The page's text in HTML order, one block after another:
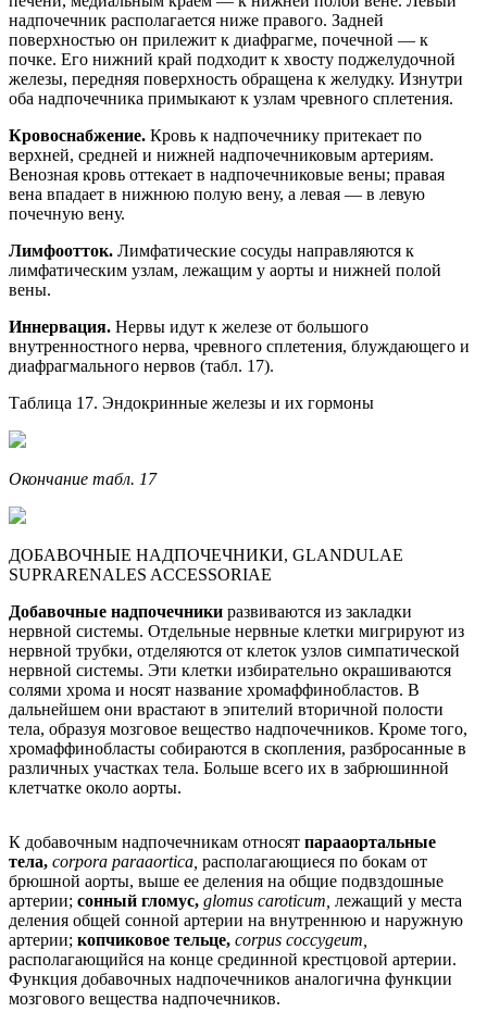
надпочечник располагается ниже правого. Задней
поверхностью он прилежит к диафрагме, почечной — к
почке. Его нижний край подходит к хвосту поджелудочной
железы, передняя поверхность обращена к желудку. Изнутри
оба надпочечника примыкают к узлам чревного сплетения.
Кровоснабжение. Кровь к надпочечнику притекает по
верхней, средней и нижней надпочечниковым артериям.
Венозная кровь оттекает в надпочечниковые вены; правая
вена впадает в нижнюю полую вену, а левая — в левую
почечную вену.
Лимфоотток. Лимфатические сосуды направляются к
лимфатическим узлам, лежащим у аорты и нижней полой
вены.
Иннервация. Нервы идут к железе от большого
внутренностного нерва, чревного сплетения, блуждающего и
диафрагмального нервов (табл. 17).
Таблица 17. Эндокринные железы и их гормоны
Окончание табл. 17
ДОБАВОЧНЫЕ НАДПОЧЕЧНИКИ, GLANDULAE
SUPRARENALES ACCESSORIAE
Добавочные надпочечники развиваются из закладки
нервной системы. Отдельные нервные клетки мигрируют из
нервной трубки, отделяются от клеток узлов симпатической
нервной системы. Эти клетки избирательно окрашиваются
солями хрома и носят название хромаффинобластов. В
дальнейшем они врастают в эпителий вторичной полости
тела, образуя мозговое вещество надпочечников. Кроме того,
хромаффинобласты собираются в скопления, разбросанные в
различных участках тела. Больше всего их в забрюшинной
клетчатке около аорты.
К добавочным надпочечникам относят парааортальные
тела, corpora paraaortica, располагающиеся по бокам от
брюшной аорты, выше ее деления на общие подвздошные
артерии; сонный гломус, glomus caroticum, лежащий у места
деления общей сонной артерии на внутреннюю и наружную
артерии; копчиковое тельце, corpus coccygeum,
располагающийся на конце срединной крестцовой артерии.
Функция добавочных надпочечников аналогична функции
мозгового вещества надпочечников.